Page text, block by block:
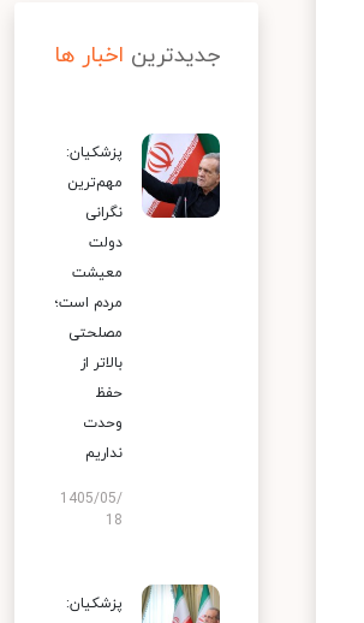
جدیدترین اخبار ها
پزشکیان:
مهم‌ترین
نگرانی
دولت
معیشت
مردم است؛
مصلحتی
بالاتر از
حفظ
وحدت
نداریم
1405/05/
18
پزشکیان: